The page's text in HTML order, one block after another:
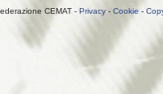
CEMAT - Privacy - Cookie -